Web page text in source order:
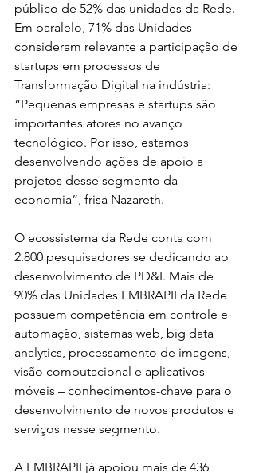
público de 52% das unidades da Rede.
Em paralelo, 71% das Unidades
consideram relevante a participação de
startups em processos de
Transformação Digital na indústria:
“Pequenas empresas e startups são
importantes atores no avanço
tecnológico. Por isso, estamos
desenvolvendo ações de apoio a
projetos desse segmento da
economia”, frisa Nazareth.
O ecossistema da Rede conta com
2.800 pesquisadores se dedicando ao
desenvolvimento de PD&I. Mais de
90% das Unidades EMBRAPII da Rede
possuem competência em controle e
automação, sistemas web, big data
analytics, processamento de imagens,
visão computacional e aplicativos
móveis – conhecimentos-chave para o
desenvolvimento de novos produtos e
serviços nesse segmento.
A EMBRAPII já apoiou mais de 436